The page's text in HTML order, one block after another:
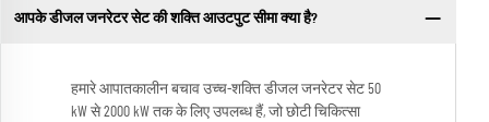
आपके डीजल जनरेटर सेट की शक्ति आउटपुट सीमा क्या है?
हमारे आपातकालीन बचाव उच्च-शक्ति डीजल जनरेटर सेट 50
kW से 2000 kW तक के लिए उपलब्ध हैं, जो छोटी चिकित्सा